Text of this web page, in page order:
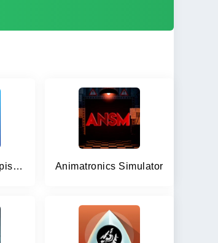
Unsolved Case: Episode 1 f2p Animatronics Simulator